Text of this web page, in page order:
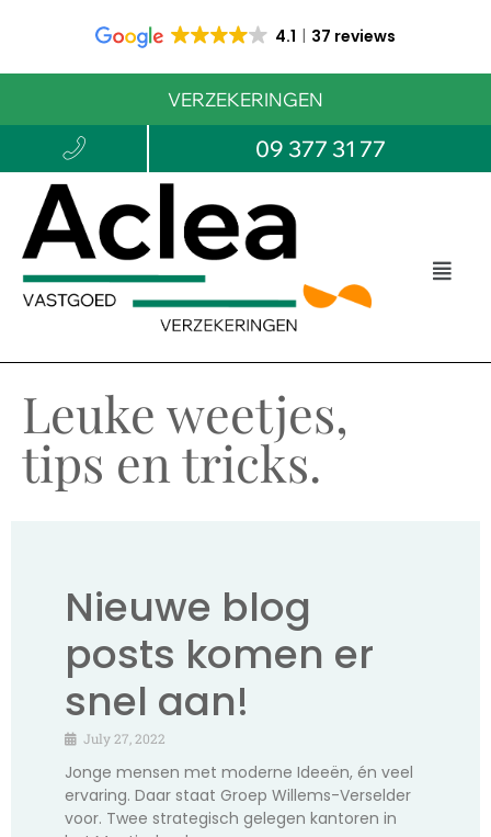
4.1 37 reviews
VERZEKERINGEN
09 377 31 77
Leuke weetjes,
tips en tricks.
Nieuwe blog
posts komen er
snel aan!
July 27, 2022
Jonge mensen met moderne Ideeën, én veel
ervaring. Daar staat Groep Willems-Verselder
voor. Twee strategisch gelegen kantoren in